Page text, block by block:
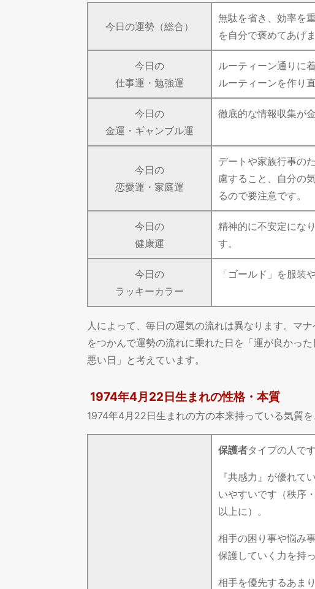
今日の運勢（総合）
無駄を省き、効率を
を自分で褒めてあげま
今日の
仕事運・勉強運
ルーティーン通りに
ルーティーンを作り
今日の
金運・ギャンブル運
徹底的な情報収集が
今日の
恋愛運・家庭運
デートや家族行事の
慮すること、自分の
るので要注意です。
今日の
健康運
精神的に不安定にな
す。
今日の
ラッキーカラー
「ゴールド」を服装
人によって、毎日の運気の流れは異なります。マ
をつかんで運勢の流れに乗れた日を「運が良かっ
悪い日」と考えています。
1974年4月22日生まれの性格・本質
1974年4月22日生まれの方の本来持っている気質
保護者タイプの人です
『共感力』が優れて
いやすいです（秩序
以上に）。
相手の困り事や悩み
保護していく力を持
相手を優先するあま